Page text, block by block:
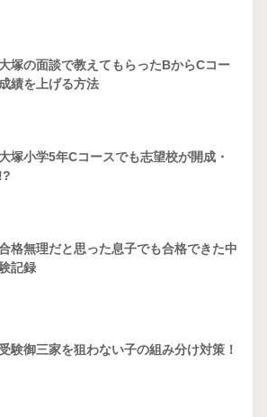
塚の面談で教えてもらったBからCコー
績を上げる方法
塚小学5年Cコースでも志望校が開成・
格無理だと思った息子でも合格できた中
記録
験御三家を狙わない子の組み分け対策！